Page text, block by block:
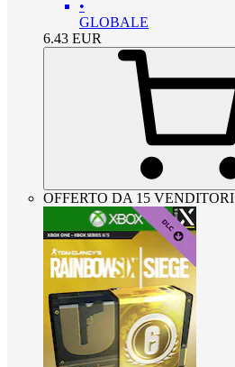
•
GLOBALE
6.43 EUR
OFFERTO DA 15 VENDITORI